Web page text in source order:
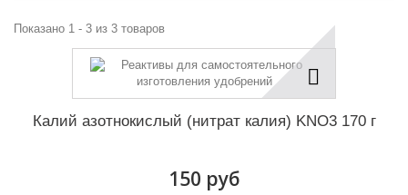
Показано 1 - 3 из 3 товаров
Калий азотнокислый (нитрат калия) KNO3 170 г
150 руб